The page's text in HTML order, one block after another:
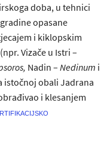
doba, u tehnici
opasane
i kiklopskim
Vizače u Istri –
Nadin – Nedinum i
istočnoj obali Jadrana
i klesanjem